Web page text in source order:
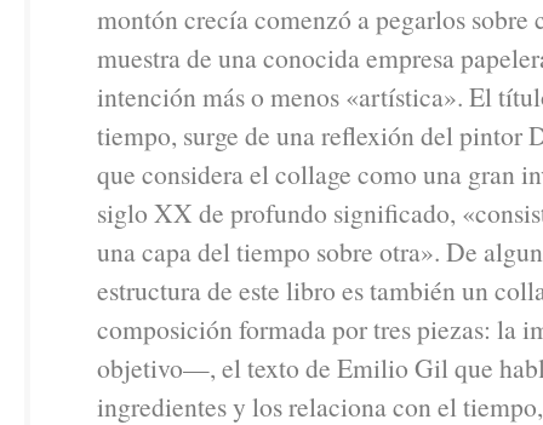
montón crecía comenzó a pegarlos sobre
muestra de una conocida empresa
intención más o menos «artística». El
tiempo, surge de una reflexión del pintor
que considera el collage como una gran
siglo XX de profundo significado,
una capa del tiempo sobre otra». De
estructura de este libro es también un
composición formada por tres piezas: la
objetivo—, el texto de Emilio Gil que
ingredientes y los relaciona con el